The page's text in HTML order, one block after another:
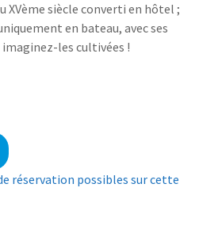
XVème siècle converti en hôtel ;
en bateau, avec ses
les cultivées !
réservation possibles sur cette